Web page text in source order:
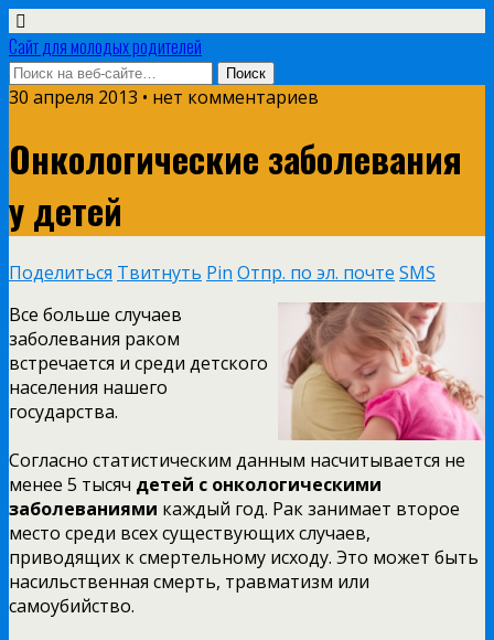
Сайт для молодых родителей
30 апреля 2013 • нет комментариев
Онкологические заболевания
у детей
Поделиться Твитнуть Pin Отпр. по эл. почте SMS
Все больше случаев
заболевания раком
встречается и среди детского
населения нашего
государства.
Согласно статистическим данным насчитывается не
менее 5 тысяч детей с онкологическими
заболеваниями каждый год. Рак занимает второе
место среди всех существующих случаев,
приводящих к смертельному исходу. Это может быть
насильственная смерть, травматизм или
самоубийство.